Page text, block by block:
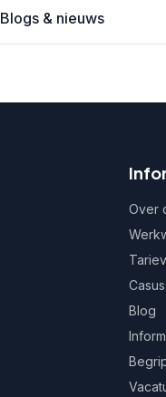
Blogs & nieuws
Over
Blog